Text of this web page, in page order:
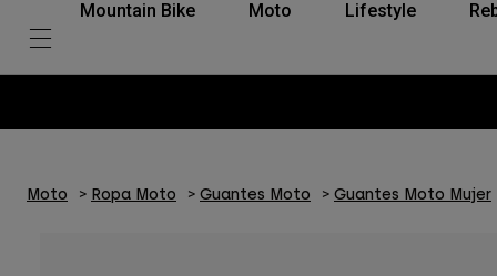
Mountain Bike Moto Lifestyle
Moto Ropa Moto Guantes Moto Guantes Moto Mujer